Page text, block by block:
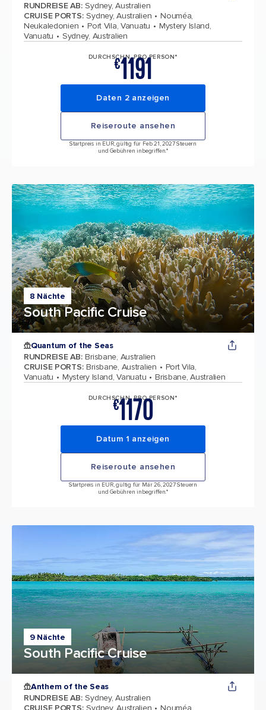
RUNDREISE AB: Sydney, Australien
CRUISE PORTS: Sydney, Australien
Nouméa,
Neukaledonien
Port Vila, Vanuatu
Mystery Island,
Vanuatu
Sydney, Australien
DURCHSCHN. PRO PERSON*
€1191
Daten 2 anzeigen
Reiseroute ansehen
Startpreis in EUR, gültig für Feb 21, 2027 Steuern
und Gebühren inbegriffen.*
8 Nächte
South Pacific Cruise
Quantum of the Seas
RUNDREISE AB: Brisbane, Australien
CRUISE PORTS: Brisbane, Australien
Port Vila,
Vanuatu
Mystery Island, Vanuatu Brisbane, Australien
DURCHSCHN. PRO PERSON*
€1170
Datum 1 anzeigen
Reiseroute ansehen
Startpreis in EUR, gültig für Mär 26, 2027 Steuern
und Gebühren inbegriffen.*
9 Nächte
South Pacific Cruise
Anthem of the Seas
RUNDREISE AB: Sydney, Australien